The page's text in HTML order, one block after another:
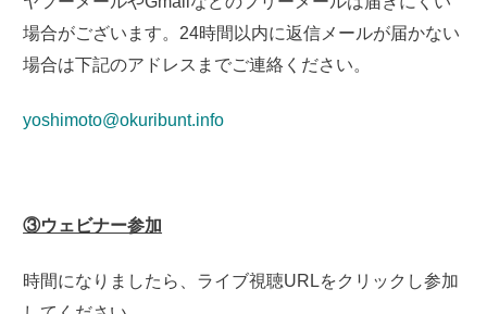
場合がございます。24時間以内に返信メールが届かない
場合は下記のアドレスまでご連絡ください。
yoshimoto@okuribunt.info
③ウェビナー参加
時間になりましたら、 ライブ視聴URLをクリックし参加